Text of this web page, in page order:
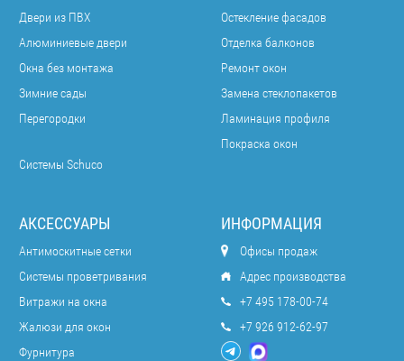
Двери из ПВХ
Алюминиевые двери
Окна без монтажа
Зимние сады
Перегородки
Системы Schuco
Остекление фасадов
Отделка балконов
Ремонт окон
Замена стеклопакетов
Ламинация профиля
Покраска окон
АКСЕССУАРЫ
Антимоскитные сетки
Системы проветривания
Витражи на окна
Жалюзи для окон
Фурнитура
ИНФОРМАЦИЯ
Офисы продаж
Адрес производства
+7 495 178-00-74
+7 926 912-62-97